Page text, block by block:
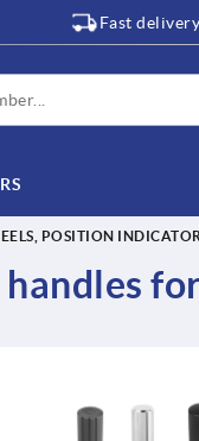
Fast delivery
POSITION